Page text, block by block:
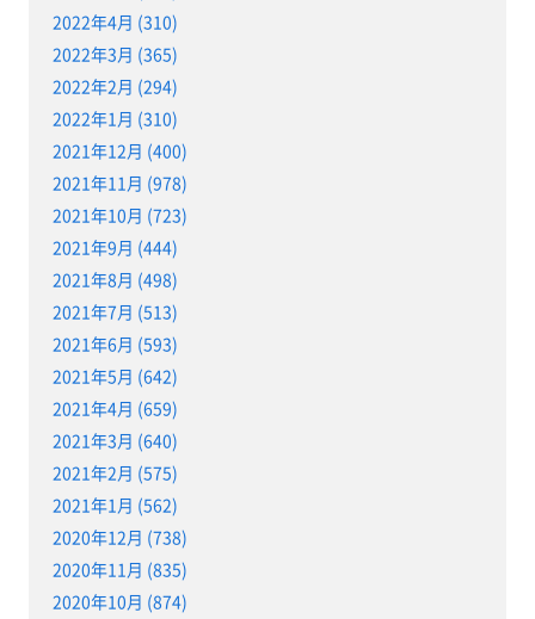
2022年4月 (310)
2022年3月 (365)
2022年2月 (294)
2022年1月 (310)
2021年12月 (400)
2021年11月 (978)
2021年10月 (723)
2021年9月 (444)
2021年8月 (498)
2021年7月 (513)
2021年6月 (593)
2021年5月 (642)
2021年4月 (659)
2021年3月 (640)
2021年2月 (575)
2021年1月 (562)
2020年12月 (738)
2020年11月 (835)
2020年10月 (874)